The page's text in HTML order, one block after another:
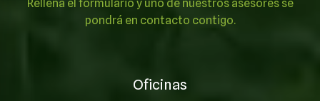
Rellena el formulario y uno de nuestros asesores se
pondrá en contacto contigo.
Oficinas